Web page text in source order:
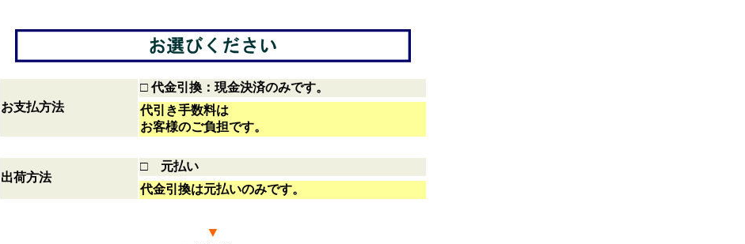
お支払方法
□ 代金引換：現金決済のみです。
代引き手数料は
お客様のご負担です。
出荷方法
□ 元払い
代金引換は元払いのみです。
▼